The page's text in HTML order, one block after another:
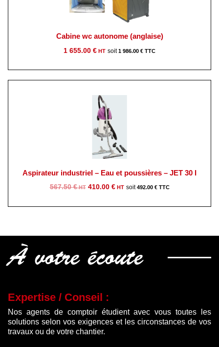
Cabine wc autonome (anglaise)
1 655.00 € 1 986.00 €
Aspirateur industriel – Eau et poussières – JET 30 I
567.50€
Le
410.00 €
Le
492.00 €
À votre écoute
Expertise / Conseil :
Nos agents de comptoir étudient avec vous toutes les
solutions selon vos exigences et les circonstances de vos
travaux ou de votre chantier.